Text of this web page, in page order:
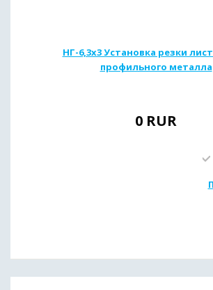
НГ-6,3х3 Установка резки
профильного металла
0 RUR